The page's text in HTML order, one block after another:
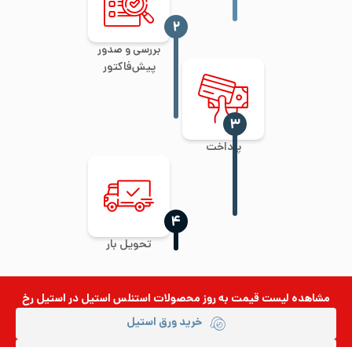
بررسی و صدور
پیش‌فاکتور
‍۲
پرداخت
‍۳
تحویل بار
‍۴
مشاهده لیست قیمت به روزمحصولات استنلس استیلدر استیل رخ
خرید ورق استیل